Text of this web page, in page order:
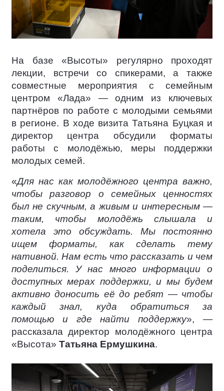
На базе «Высоты» регулярно проходят
лекции, встречи со спикерами, а также
совместные мероприятия с семейным
центром «Лада» — одним из ключевых
партнёров по работе с молодыми семьями
в регионе. В ходе визита Татьяна Буцкая и
директор центра обсудили форматы
работы с молодёжью, меры поддержки
молодых семей.
«Для нас как молодёжного центра важно,
чтобы разговор о семейных ценностях
был не скучным, а живым и интересным —
таким, чтобы молодёжь слышала и
хотела это обсуждать. Мы постоянно
ищем форматы, как сделать тему
нативной. Нам есть что рассказать и чем
поделиться. У нас много информации о
доступных мерах поддержки, и мы будем
активно доносить её до ребят — чтобы
каждый знал, куда обратиться за
помощью и где найти поддержку», —
рассказала директор молодёжного центра
«Высота» Татьяна Ермушкина.